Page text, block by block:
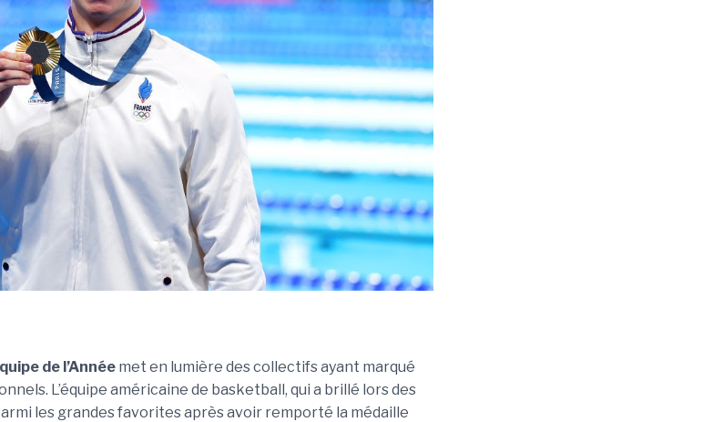
de l’Année met en lumière des collectifs ayant marqué
L’équipe américaine de basketball, qui a brillé lors des
les grandes favorites après avoir remporté la médaille